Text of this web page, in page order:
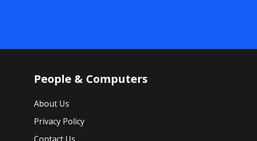
People & Computers
About Us
Privacy Policy